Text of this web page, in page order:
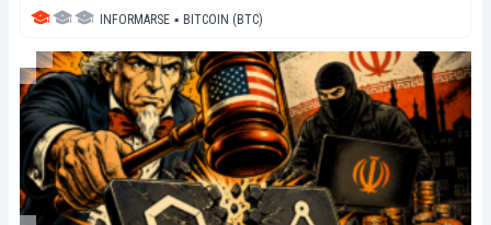
INFORMARSE ▪ BITCOIN (BTC)